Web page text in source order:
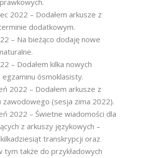
2022 – Dodałem arkusze z
dodatkowym.
– Na bieżąco dodaję nowe
– Dodałem kilka nowych
egzaminu ósmoklasisty.
2022 – Dodałem arkusze z
zawodowego (sesja zima 2022).
2022 – Świetne wiadomości dla
z arkuszy językowych –
transkrypcji oraz
tym także do przykładowych